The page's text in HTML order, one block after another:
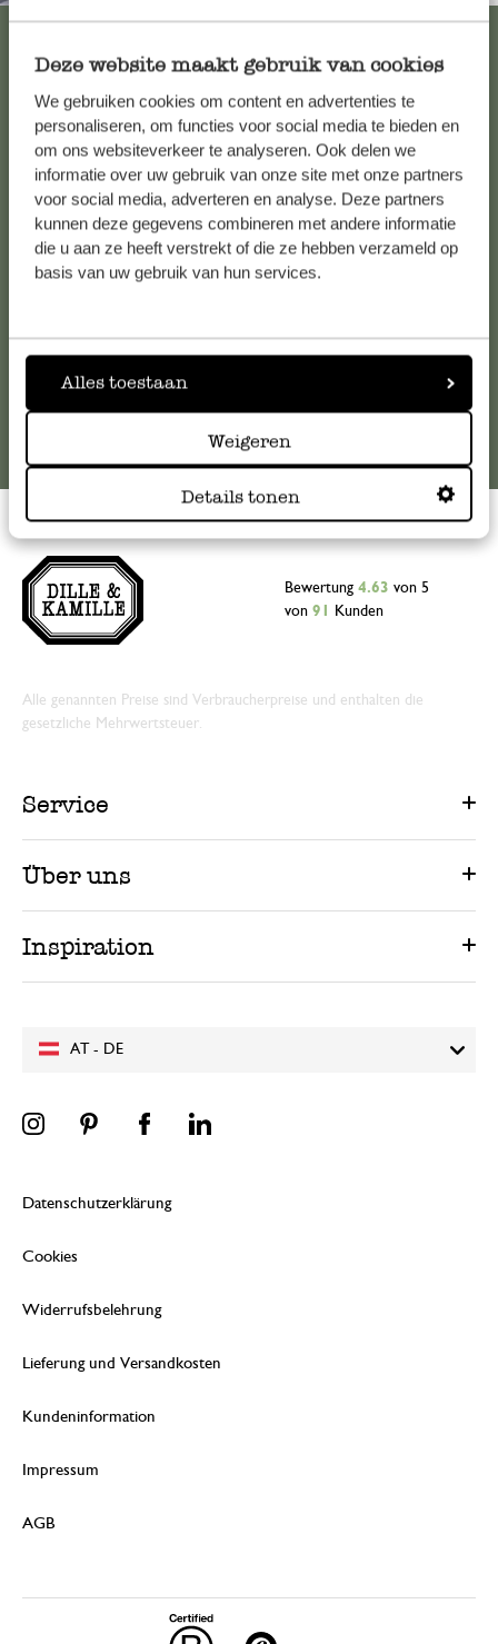
Deze website maakt gebruik van cookies
We gebruiken cookies om content en advertenties te
personaliseren, om functies voor social media te bieden en
om ons websiteverkeer te analyseren. Ook delen we
informatie over uw gebruik van onze site met onze partners
voor social media, adverteren en analyse. Deze partners
kunnen deze gegevens combineren met andere informatie
die u aan ze heeft verstrekt of die ze hebben verzameld op
basis van uw gebruik van hun services.
Alles toestaan
Weigeren
Details tonen
Kundenservice/Hilfe
Falls Sie Fragen haben oder Tipps und Hilfe brauchen, wenden
Sie sich bitte an unseren Kundenservice. Oder lesen Sie hier
die Antworten auf häufig gestellte Fragen
AT - DE
Bewertung 4.63 von 5
von 91 Kunden
Alle genannten Preise sind Verbraucherpreise und enthalten die
gesetzliche Mehrwertsteuer.
Service
Über uns
Inspiration
Datenschutzerklärung
Cookies
Widerrufsbelehrung
Lieferung und Versandkosten
Kundeninformation
Impressum
AGB